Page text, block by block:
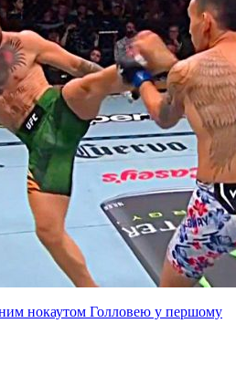
нокаутом Голловею у першому